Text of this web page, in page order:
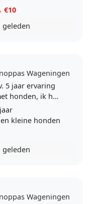
€10
geleden
Wageningen
honden, ik heb
gewoond
honden in een
kleine honden
geleden
Wageningen